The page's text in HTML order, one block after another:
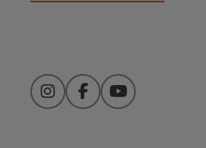
InstagramFacebookYouTube